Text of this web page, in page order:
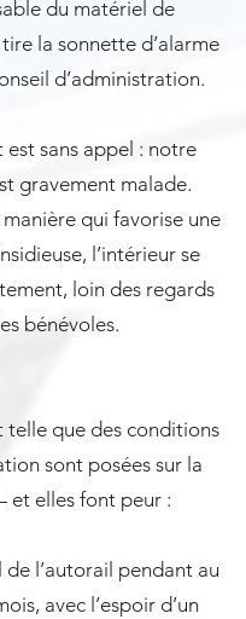
du matériel de
tire la sonnette d’alarme
d’administration.
est sans appel : notre
gravement malade.
manière qui favorise une
l’intérieur se
loin des regards
bénévoles.
telle que des conditions
sont posées sur la
elles font peur :
l’autorail pendant au
avec l’espoir d’un